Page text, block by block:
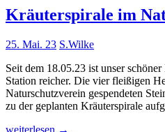
Kräuterspirale im
25. Mai. 23 S.Wilke
Seit dem 18.05.23 ist unser
Station reicher. Die vier fleißigen
Naturschutzverein gespendeten
zu der geplanten Kräuterspirale
Kräuterspirale